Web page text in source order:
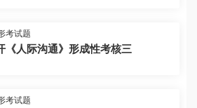
考试题
《人际沟通》形成性考核三
考试题